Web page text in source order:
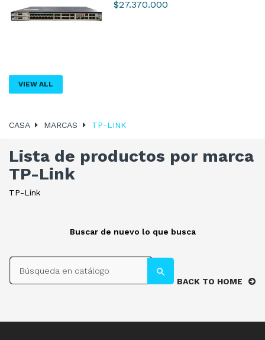
Precio
$27.370.000
VIEW ALL
CASA MARCAS TP-LINK
Lista de productos por marca
TP-Link
TP-Link
Buscar de nuevo lo que busca
search
search
BACK TO HOME